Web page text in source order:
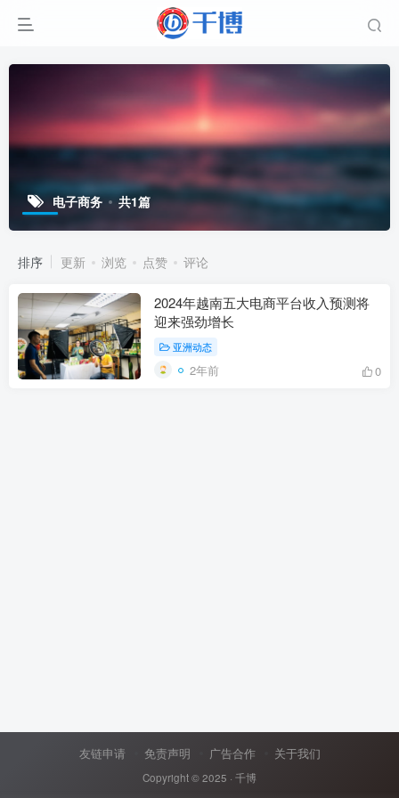
电子商务 共1篇
排序 更新 浏览 点赞 评论
2024年越南五大电商平台收入预测将
迎来强劲增长
亚洲动态
2年前 0
友链申请 免责声明 广告合作 关于我们
Copyright © 2025 · 千博